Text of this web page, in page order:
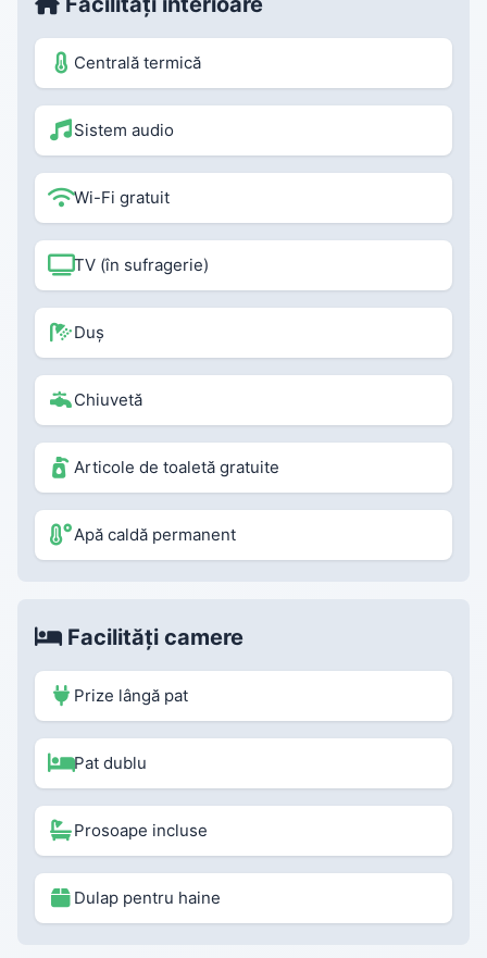
Centrală termică
Sistem audio
Wi-Fi gratuit
TV (în sufragerie)
Duș
Chiuvetă
Articole de toaletă gratuite
Apă caldă permanent
Facilități camere
Prize lângă pat
Pat dublu
Prosoape incluse
Dulap pentru haine